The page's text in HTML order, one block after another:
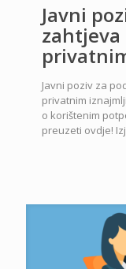
Javni
zahtjeva
Javni poziv za
privatnim
o korištenim
preuzeti ovdje!